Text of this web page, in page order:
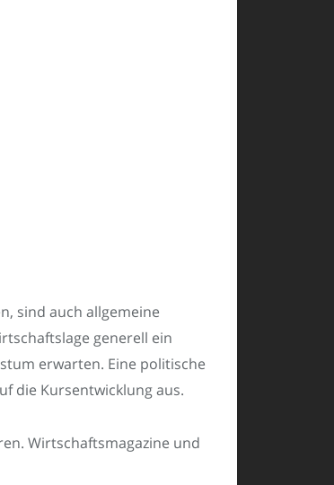
sind auch allgemeine
generell ein
erwarten. Eine politische
die Kursentwicklung aus.
Wirtschaftsmagazine und